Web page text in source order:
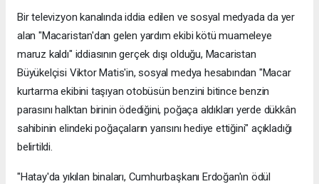
Bir televizyon kanalında iddia edilen ve sosyal medyada da yer
alan "Macaristan'dan gelen yardım ekibi kötü muameleye
maruz kaldı" iddiasının gerçek dışı olduğu, Macaristan
Büyükelçisi Viktor Matis'in, sosyal medya hesabından "Macar
kurtarma ekibini taşıyan otobüsün benzini bitince benzin
parasını halktan birinin ödediğini, poğaça aldıkları yerde dükkân
sahibinin elindeki poğaçaların yarısını hediye ettiğini" açıkladığı
belirtildi.
"Hatay'da yıkılan binaları, Cumhurbaşkanı Erdoğan'ın ödül